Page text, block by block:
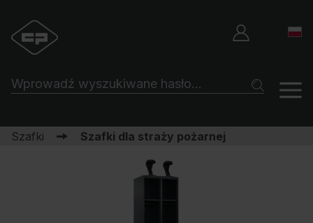
Szafki Szafki dla straży pożarnej